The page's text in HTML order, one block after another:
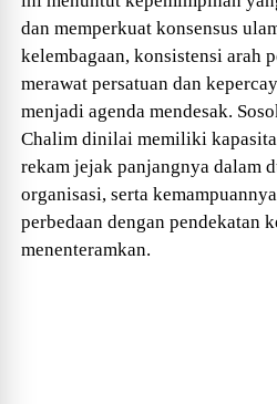
dan memperkuat konsensus
kelembagaan, konsistensi arah
merawat persatuan dan
menjadi agenda mendesak.
Chalim dinilai memiliki
rekam jejak panjangnya dalam
organisasi, serta
perbedaan dengan pendekatan
menenteramkan.